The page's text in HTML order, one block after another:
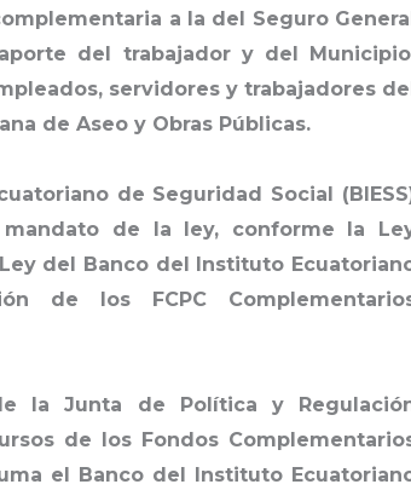
a la del Seguro
del trabajador y del
servidores y trabajadores
de Aseo y Obras Públicas.
de Seguridad Social
de la ley, conforme la
del Banco del Instituto
de los FCPC
la Junta de Política y
de los Fondos
el Banco del Instituto